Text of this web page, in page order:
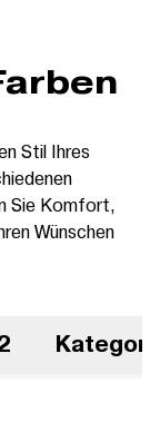
Stil Ihres
Sie Komfort,
Wünschen